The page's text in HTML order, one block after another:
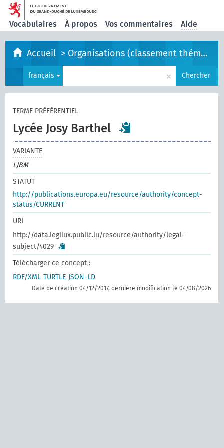
Vocabulaires À propos Vos commentaires Aide
Accueil > Organisations (classement thématique)
français × Chercher
TERME PRÉFÉRENTIEL
Lycée Josy Barthel
VARIANTE
LJBM
STATUT
http://publications.europa.eu/resource/authority/concept-
status/CURRENT
URI
http://data.legilux.public.lu/resource/authority/legal-
subject/4029
Télécharger ce concept :
RDF/XML TURTLE JSON-LD
Date de création 04/12/2017, dernière modification le 04/08/2026